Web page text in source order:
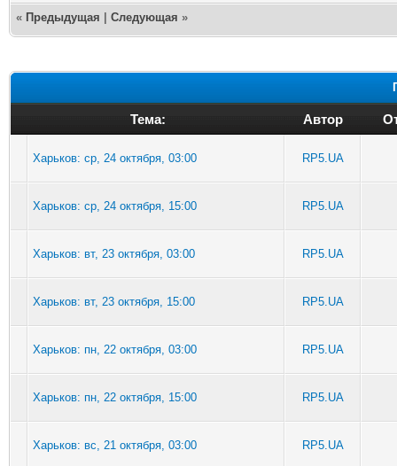
« Предыдущая Следующая »
Тема: Автор
Харьков: ср, 24 октября, 03:00 RP5.UA
Харьков: ср, 24 октября, 15:00 RP5.UA
Харьков: вт, 23 октября, 03:00 RP5.UA
Харьков: вт, 23 октября, 15:00 RP5.UA
Харьков: пн, 22 октября, 03:00 RP5.UA
Харьков: пн, 22 октября, 15:00 RP5.UA
Харьков: вс, 21 октября, 03:00 RP5.UA